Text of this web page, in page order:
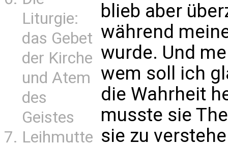
Liturgie:
das Gebet
der Kirche
und Atem
des
Geistes
Leihmutte
blieb aber
während
wurde. Und
wem soll ich
die Wahrheit
musste sie
sie zu